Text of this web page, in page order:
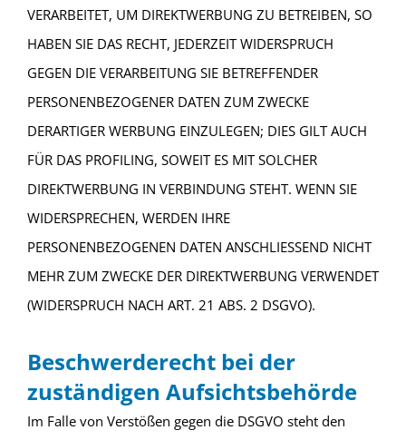
VERARBEITET, UM DIREKTWERBUNG ZU BETREIBEN, SO
HABEN SIE DAS RECHT, JEDERZEIT WIDERSPRUCH
GEGEN DIE VERARBEITUNG SIE BETREFFENDER
PERSONENBEZOGENER DATEN ZUM ZWECKE
DERARTIGER WERBUNG EINZULEGEN; DIES GILT AUCH
FÜR DAS PROFILING, SOWEIT ES MIT SOLCHER
DIREKTWERBUNG IN VERBINDUNG STEHT. WENN SIE
WIDERSPRECHEN, WERDEN IHRE
PERSONENBEZOGENEN DATEN ANSCHLIESSEND NICHT
MEHR ZUM ZWECKE DER DIREKTWERBUNG VERWENDET
(WIDERSPRUCH NACH ART. 21 ABS. 2 DSGVO).
Beschwerde­recht bei der
zuständigen Aufsichts­behörde
Im Falle von Verstößen gegen die DSGVO steht den